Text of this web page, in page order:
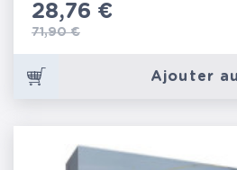
Prix
28,76 €
Prix de base
71,90 €
Ajouter